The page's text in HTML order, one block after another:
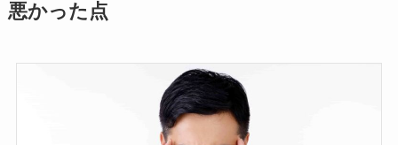
悪かった点